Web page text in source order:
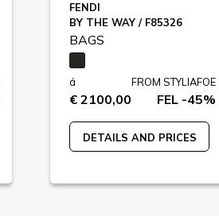
FENDI
BY THE WAY / F85326
BAGS
á
€ 2100,00
FROM STYLIAFOE
FEL -45%
DETAILS AND PRICES